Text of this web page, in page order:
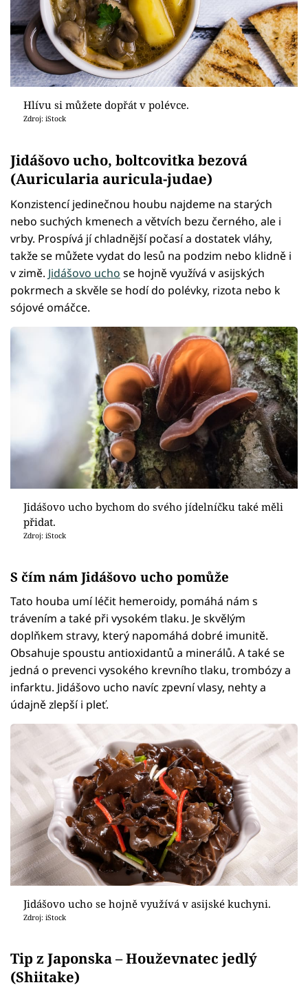
Hlívu si můžete dopřát v polévce.
Zdroj: iStock
Jidášovo ucho, boltcovitka bezová
(Auricularia auricula-judae)
Konzistencí jedinečnou houbu najdeme na starých
nebo suchých kmenech a větvích bezu černého, ale i
vrby. Prospívá jí chladnější počasí a dostatek vláhy,
takže se můžete vydat do lesů na podzim nebo klidně i
v zimě. Jidášovo ucho se hojně využívá v asijských
pokrmech a skvěle se hodí do polévky, rizota nebo k
sójové omáčce.
Jidášovo ucho bychom do svého jídelníčku také měli
přidat.
Zdroj: iStock
S čím nám Jidášovo ucho pomůže
Tato houba umí léčit hemeroidy, pomáhá nám s
trávením a také při vysokém tlaku. Je skvělým
doplňkem stravy, který napomáhá dobré imunitě.
Obsahuje spoustu antioxidantů a minerálů. A také se
jedná o prevenci vysokého krevního tlaku, trombózy a
infarktu. Jidášovo ucho navíc zpevní vlasy, nehty a
údajně zlepší i pleť.
Jidášovo ucho se hojně využívá v asijské kuchyni.
Zdroj: iStock
Tip z Japonska – Houževnatec jedlý
(Shiitake)